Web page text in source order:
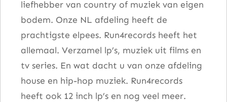
liefhebber van country of muziek van eigen
bodem. Onze NL afdeling heeft de
prachtigste elpees. Run4records heeft het
allemaal. Verzamel lp’s, muziek uit films en
tv series. En wat dacht u van onze afdeling
house en hip-hop muziek. Run4records
heeft ook 12 inch lp’s en nog veel meer.